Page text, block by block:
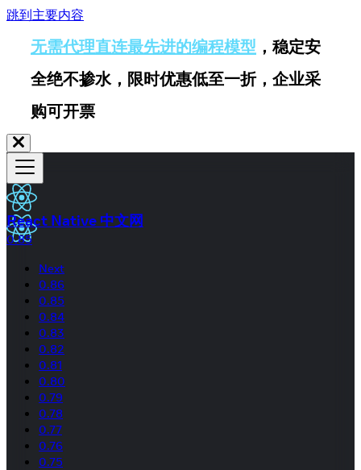
跳到主要内容
无需代理直连最先进的编程模型 ，稳定安
全绝不掺水，限时优惠低至一折，企业采
购可开票
React Native 中文网
0.85
Next
0.86
0.85
0.84
0.83
0.82
0.81
0.80
0.79
0.78
0.77
0.76
0.75